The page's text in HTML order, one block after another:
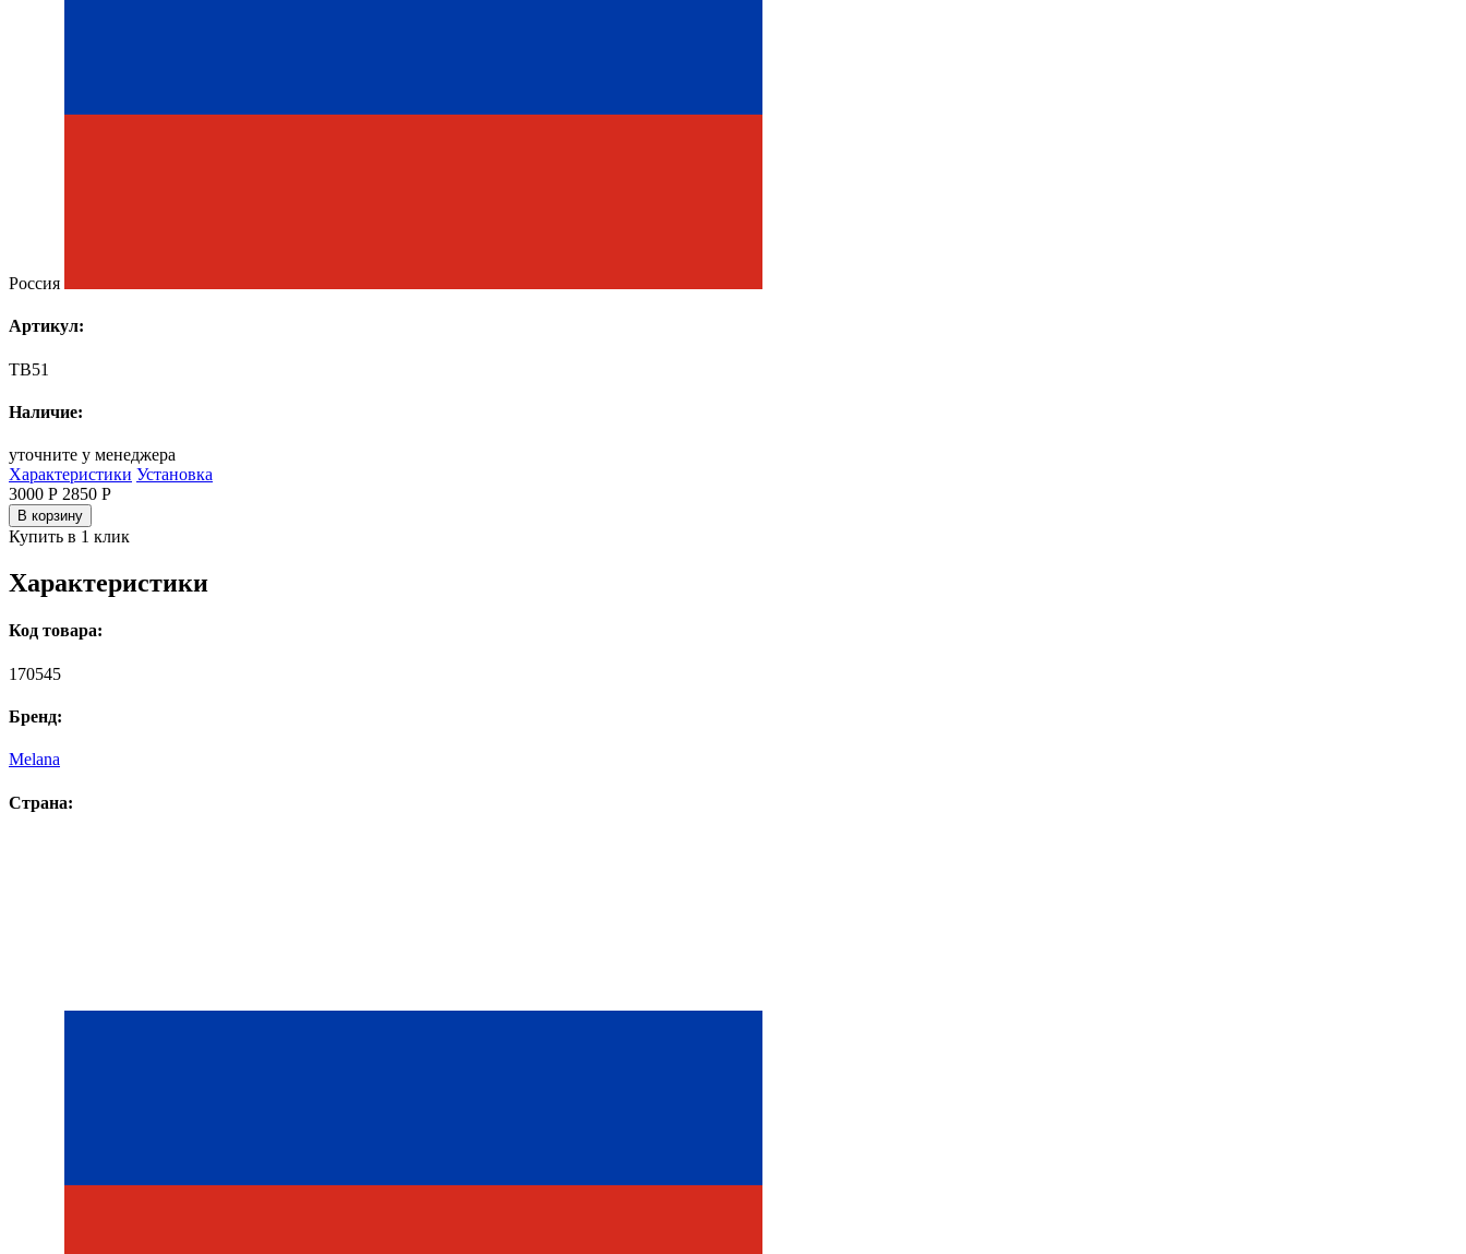
Россия
Артикул:
TB51
Наличие:
уточните у менеджера
Характеристики Установка
3000 Р 2850 Р
В корзину
Купить в 1 клик
Характеристики
Код товара:
170545
Бренд:
Melana
Страна: